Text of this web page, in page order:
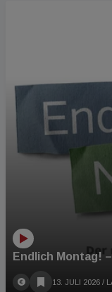
Endlich Montag!
13. JULI 2026 /